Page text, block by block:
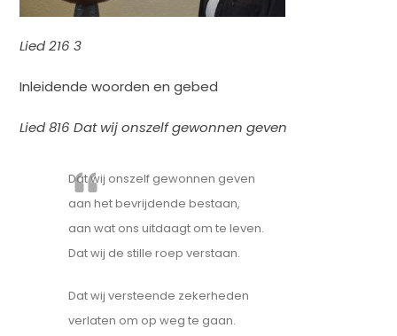
Lied 216 3
Inleidende woorden en gebed
Lied 816 Dat wij onszelf gewonnen geven
Dat wij onszelf gewonnen geven
aan het bevrijdende bestaan,
aan wat ons uitdaagt om te leven.
Dat wij de stille roep verstaan.
Dat wij versteende zekerheden
verlaten om op weg te gaan.